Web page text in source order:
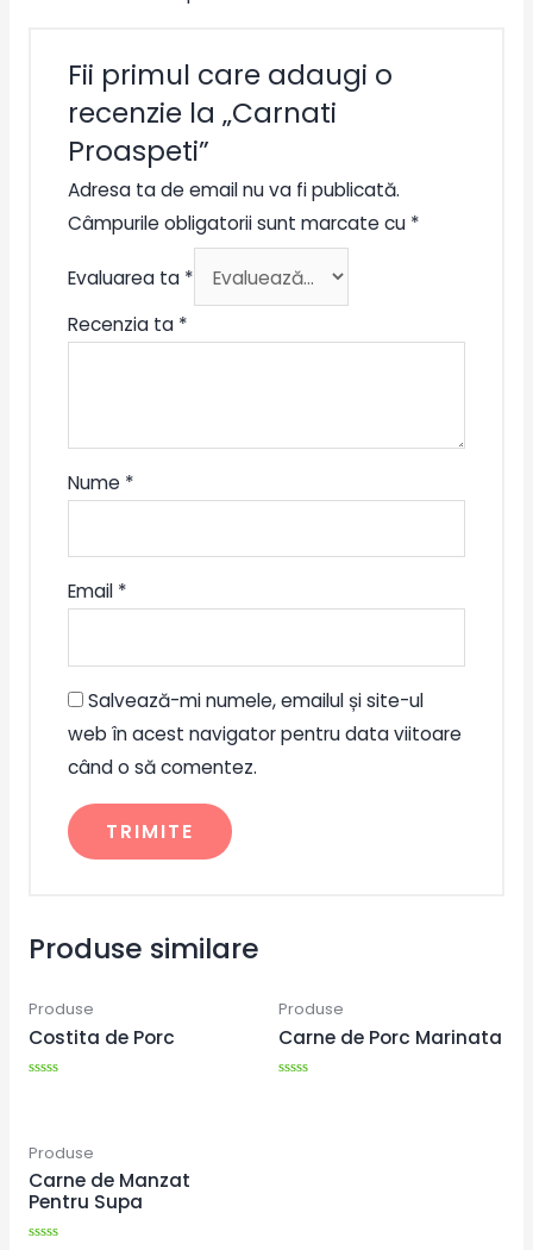
Fii primul care adaugi o
recenzie la „Carnati
Proaspeti”
Adresa ta de email nu va fi publicată.
Câmpurile obligatorii sunt marcate cu *
Evaluarea ta *
Recenzia ta *
Nume *
Email *
Salvează-mi numele, emailul și site-ul
web în acest navigator pentru data viitoare
când o să comentez.
Produse similare
Produse
Costita de Porc
5
Produse
Carne de Porc Marinata
Produse
Carne de Manzat
Pentru Supa